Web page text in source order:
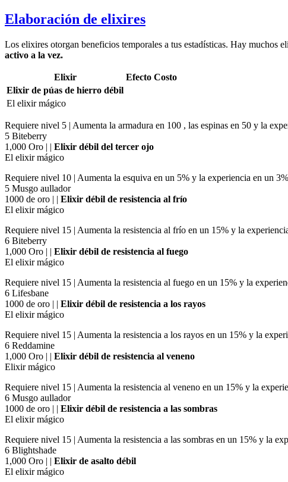
Elaboración de elixires
Los elixires otorgan beneficios temporales a tus estadísticas. Hay muchos
activo a la vez.
Elixir Efecto Costo
Elixir de púas de hierro débil
El elixir mágico
Requiere nivel 5 | Aumenta la armadura en 100 , las espinas en 50 y la
5 Biteberry
1,000 Oro | | Elixir débil del tercer ojo
El elixir mágico
Requiere nivel 10 | Aumenta la esquiva en un 5% y la experiencia en un
5 Musgo aullador
1000 de oro | | Elixir débil de resistencia al frío
El elixir mágico
Requiere nivel 15 | Aumenta la resistencia al frío en un 15% y la
6 Biteberry
1,000 Oro | | Elixir débil de resistencia al fuego
El elixir mágico
Requiere nivel 15 | Aumenta la resistencia al fuego en un 15% y la
6 Lifesbane
1000 de oro | | Elixir débil de resistencia a los rayos
El elixir mágico
Requiere nivel 15 | Aumenta la resistencia a los rayos en un 15% y la
6 Reddamine
1,000 Oro | | Elixir débil de resistencia al veneno
Elixir mágico
Requiere nivel 15 | Aumenta la resistencia al veneno en un 15% y la
6 Musgo aullador
1000 de oro | | Elixir débil de resistencia a las sombras
El elixir mágico
Requiere nivel 15 | Aumenta la resistencia a las sombras en un 15% y la
6 Blightshade
1,000 Oro | | Elixir de asalto débil
El elixir mágico